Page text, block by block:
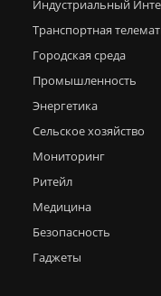
Индустриальный
Транспортная
Городская среда
Промышленность
Энергетика
Сельское хозяйство
Мониторинг
Ритейл
Медицина
Безопасность
Гаджеты